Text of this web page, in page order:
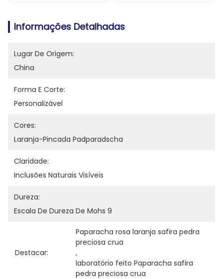
Informações Detalhadas
Lugar De Origem:
China
Forma E Corte:
Personalizável
Cores:
Laranja-Pincada Padparadscha
Claridade:
Inclusões Naturais Visíveis
Dureza:
Escala De Dureza De Mohs 9
Destacar:
Paparacha rosa laranja safira pedra
preciosa crua
,
laboratório feito Paparacha safira
pedra preciosa crua